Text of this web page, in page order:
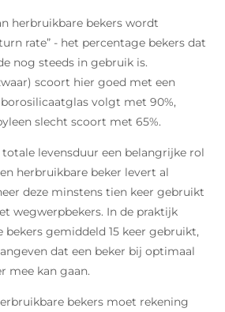
herbruikbare bekers wordt
rate” - het percentage bekers dat
nog steeds in gebruik is.
scoort hier goed met een
volgt met 90%,
slecht scoort met 65%.
levensduur een belangrijke rol
herbruikbare beker levert al
deze minstens tien keer gebruikt
wegwerpbekers. In de praktijk
gemiddeld 15 keer gebruikt,
dat een beker bij optimaal
mee kan gaan.
bekers moet rekening